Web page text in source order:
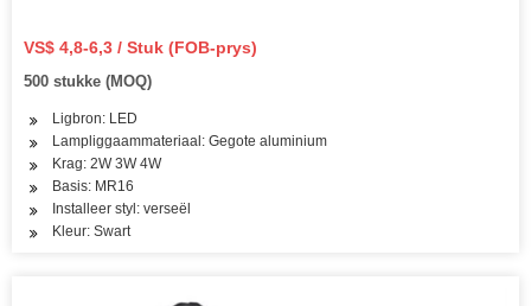
VS$ 4,8-6,3 / Stuk (FOB-prys)
500 stukke (MOQ)
Ligbron: LED
Lampliggaammateriaal: Gegote aluminium
Krag: 2W 3W 4W
Basis: MR16
Installeer styl: verseël
Kleur: Swart